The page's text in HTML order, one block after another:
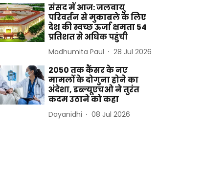
संसद में आज: जलवायु
परिवर्तन से मुकाबले के लिए
देश की स्वच्छ ऊर्जा क्षमता 54
प्रतिशत से अधिक पहुंची
Madhumita Paul 28 Jul 2026
2050 तक कैंसर के नए
मामलों के दोगुना होने का
अंदेशा, डब्ल्यूएचओ ने तुरंत
कदम उठाने को कहा
Dayanidhi 08 Jul 2026